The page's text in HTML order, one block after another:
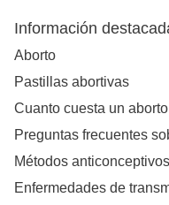
Información
Aborto
Pastillas abortivas
Cuanto cuesta un aborto
Preguntas frecuentes
Métodos anticonceptivos
Enfermedades de